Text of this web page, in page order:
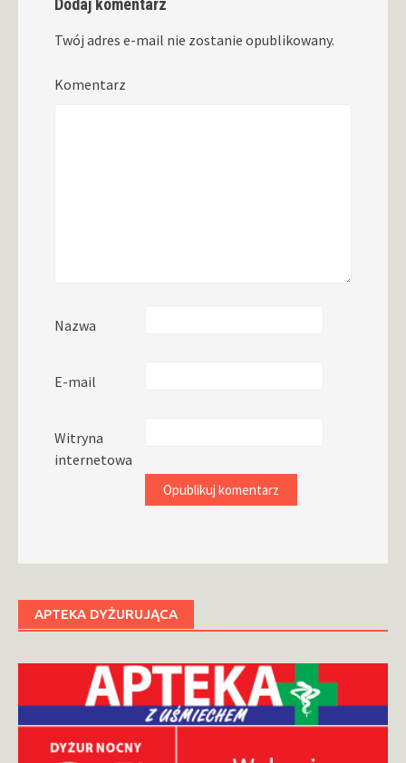
Dodaj komentarz
Twój adres e-mail nie zostanie opublikowany.
Komentarz
Nazwa
E-mail
Witryna
internetowa
APTEKA DYŻURUJĄCA